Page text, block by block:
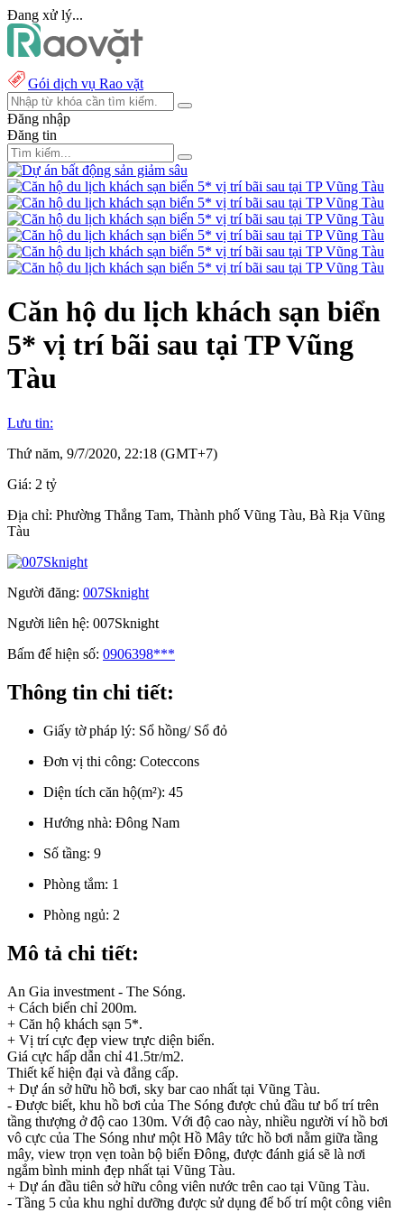
Đang xử lý...
Gói dịch vụ Rao vặt
Đăng nhập
Đăng tin
Căn hộ du lịch khách sạn biển
5* vị trí bãi sau tại TP Vũng
Tàu
Lưu tin:
Thứ năm, 9/7/2020, 22:18 (GMT+7)
Giá: 2 tỷ
Địa chỉ: Phường Thắng Tam, Thành phố Vũng Tàu, Bà Rịa Vũng
Tàu
Người đăng: 007Sknight
Người liên hệ: 007Sknight
Bấm để hiện số: 0906398***
Thông tin chi tiết:
Giấy tờ pháp lý: Sổ hồng/ Sổ đỏ
Đơn vị thi công: Coteccons
Diện tích căn hộ(m²): 45
Hướng nhà: Đông Nam
Số tầng: 9
Phòng tắm: 1
Phòng ngủ: 2
Mô tả chi tiết:
An Gia investment - The Sóng.
+ Cách biển chỉ 200m.
+ Căn hộ khách sạn 5*.
+ Vị trí cực đẹp view trực diện biển.
Giá cực hấp dẫn chỉ 41.5tr/m2.
Thiết kế hiện đại và đẳng cấp.
+ Dự án sở hữu hồ bơi, sky bar cao nhất tại Vũng Tàu.
- Được biết, khu hồ bơi của The Sóng được chủ đầu tư bố trí trên
tầng thượng ở độ cao 130m. Với độ cao này, nhiều người ví hồ bơi
vô cực của The Sóng như một Hồ Mây tức hồ bơi nằm giữa tầng
mây, view trọn vẹn toàn bộ biển Đông, được đánh giá sẽ là nơi
ngắm bình minh đẹp nhất tại Vũng Tàu.
+ Dự án đầu tiên sở hữu công viên nước trên cao tại Vũng Tàu.
- Tầng 5 của khu nghỉ dưỡng được sử dụng để bố trí một công viên